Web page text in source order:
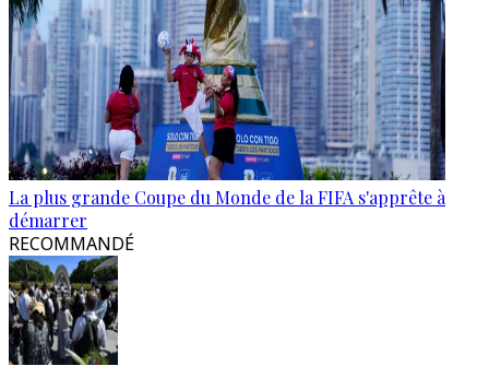
La plus grande Coupe du Monde de la FIFA s'apprête à
démarrer
RECOMMANDÉ